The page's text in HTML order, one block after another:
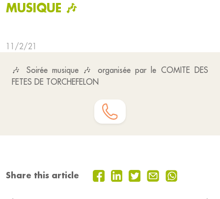
MUSIQUE 🎶
11/2/21
🎶 Soirée musique 🎶 organisée par le COMITE DES
FETES DE TORCHEFELON
Share this article